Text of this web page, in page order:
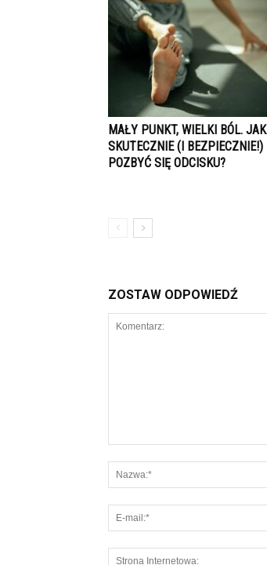
MAŁY PUNKT, WIELKI BÓL. JAK
SKUTECZNIE (I BEZPIECZNIE!)
POZBYĆ SIĘ ODCISKU?
ZOSTAW ODPOWIEDŹ